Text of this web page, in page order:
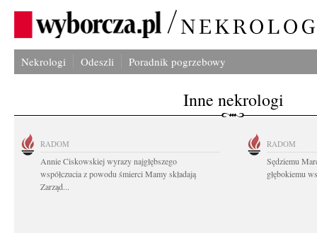
Nekrologi Odeszli Poradnik pogrzebowy
Inne nekrologi
RADOM
Annie Ciskowskiej wyrazy najgłębszego
współczucia z powodu śmierci Mamy składają
Zarząd...
RADOM
Sędziemu
głębokiemu